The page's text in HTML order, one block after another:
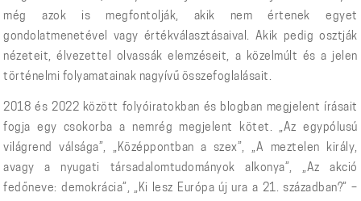
még azok is megfontolják, akik nem értenek egyet
gondolatmenetével vagy értékválasztásaival. Akik pedig osztják
nézeteit, élvezettel olvassák elemzéseit, a közelmúlt és a jelen
történelmi folyamatainak nagyívű összefoglalásait.
2018 és 2022 között folyóiratokban és blogban megjelent írásait
fogja egy csokorba a nemrég megjelent kötet. „Az egypólusú
világrend válsága”, „Középpontban a szex”, „A meztelen király,
avagy a nyugati társadalomtudományok alkonya”, „Az akció
fedőneve: demokrácia”, „Ki lesz Európa új ura a 21. században?” –